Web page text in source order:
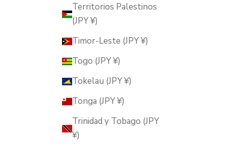
Territorios Palestinos
(JPY ¥)
Timor-Leste (JPY ¥)
Togo (JPY ¥)
Tokelau (JPY ¥)
Tonga (JPY ¥)
Trinidad y Tobago (JPY
¥)